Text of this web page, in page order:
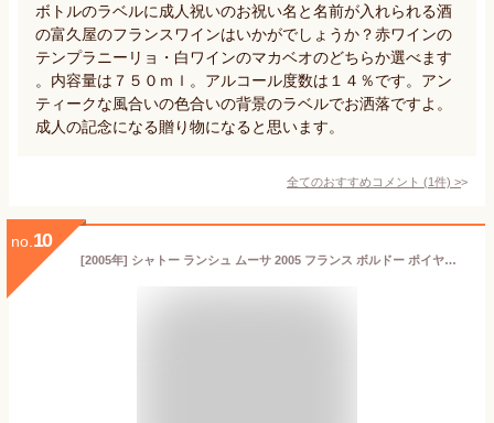
ボトルのラベルに成人祝いのお祝い名と名前が入れられる酒
の富久屋のフランスワインはいかがでしょうか？赤ワインの
テンプラニーリョ・白ワインのマカベオのどちらか選べます
。内容量は７５０ｍｌ。アルコール度数は１４％です。アン
ティークな風合いの色合いの背景のラベルでお洒落ですよ。
成人の記念になる贈り物になると思います。
全てのおすすめコメント (1件) >
no. 10
[2005年] シャトー ランシュ ムーサ 2005 フランス ボルドー ポイヤック 赤ワイン 750ml